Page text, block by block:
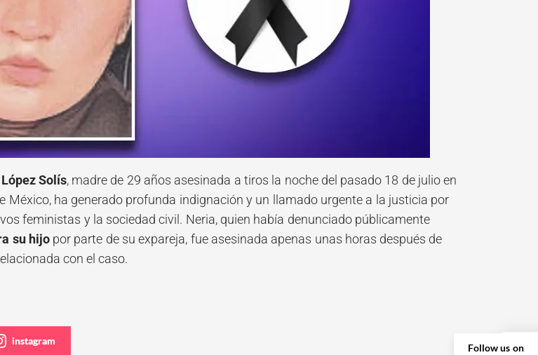
Solís, madre de 29 años asesinada a tiros la noche del pasado 18 de julio en
México, ha generado profunda indignación y un llamado urgente a la justicia por
feministas y la sociedad civil. Neria, quien había denunciado públicamente
su hijo por parte de su expareja, fue asesinada apenas unas horas después de
con el caso.
instagram
Follow us on